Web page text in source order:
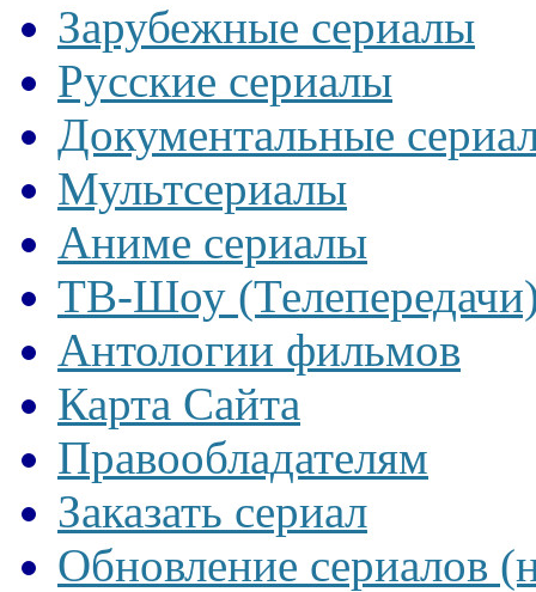
Зарубежные сериалы
Русские сериалы
Документальные
Мультсериалы
Аниме сериалы
ТВ-Шоу
Антологии фильмов
Карта Сайта
Правообладателям
Заказать сериал
Обновление сериалов